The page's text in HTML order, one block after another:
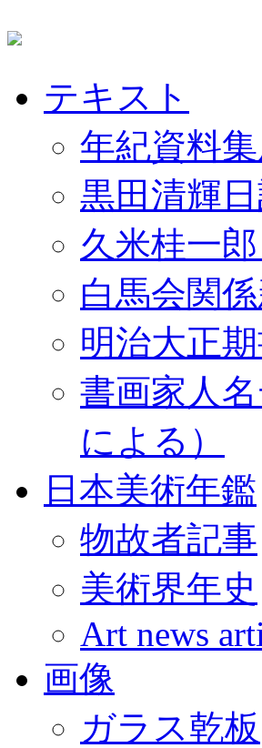
テキスト
年紀資料
黒田清輝
久米桂一
白馬会関
明治大正
書画家人
による）
日本美術年鑑
物故者記事
美術界年史
Art news
画像
ガラス乾板